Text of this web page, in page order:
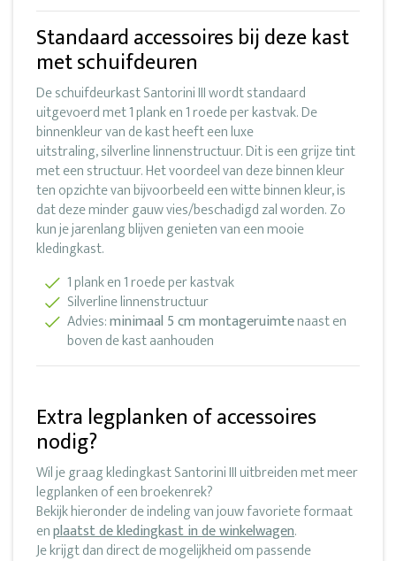
Standaard accessoires bij deze kast
met schuifdeuren
De schuifdeurkast Santorini III wordt standaard
uitgevoerd met 1 plank en 1 roede per kastvak. De
binnenkleur van de kast heeft een luxe
uitstraling, silverline linnenstructuur. Dit is een grijze tint
met een structuur. Het voordeel van deze binnen kleur
ten opzichte van bijvoorbeeld een witte binnen kleur, is
dat deze minder gauw vies/beschadigd zal worden. Zo
kun je jarenlang blijven genieten van een mooie
kledingkast.
1 plank en 1 roede per kastvak
Silverline linnenstructuur
Advies:minimaal 5 cm montageruimtenaast en
boven de kast aanhouden
Extra legplanken of accessoires
nodig?
Wil je graag kledingkast Santorini III uitbreiden met meer
legplanken of een broekenrek?
Bekijk hieronder de indeling van jouw favoriete formaat
enplaatst de kledingkast in de winkelwagen.
Je krijgt dan direct de mogelijkheid om passende